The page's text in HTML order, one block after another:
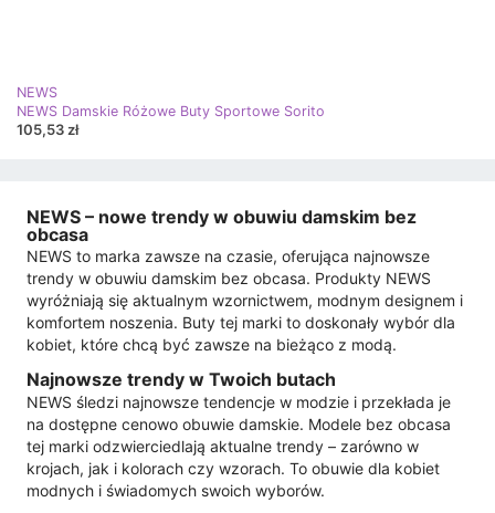
NEWS
NEWS Damskie Różowe Buty Sportowe Sorito
105,53 zł
NEWS – nowe trendy w obuwiu damskim bez
obcasa
NEWS to marka zawsze na czasie, oferująca najnowsze
trendy w obuwiu damskim bez obcasa. Produkty NEWS
wyróżniają się aktualnym wzornictwem, modnym designem i
komfortem noszenia. Buty tej marki to doskonały wybór dla
kobiet, które chcą być zawsze na bieżąco z modą.
Najnowsze trendy w Twoich butach
NEWS śledzi najnowsze tendencje w modzie i przekłada je
na dostępne cenowo obuwie damskie. Modele bez obcasa
tej marki odzwierciedlają aktualne trendy – zarówno w
krojach, jak i kolorach czy wzorach. To obuwie dla kobiet
modnych i świadomych swoich wyborów.